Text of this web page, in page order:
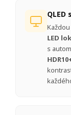
QLED
LED
s